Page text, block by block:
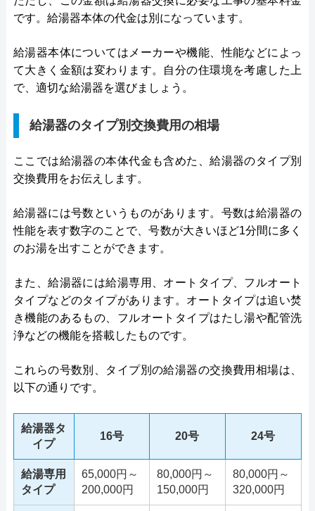
です。給湯器本体の代金は別になっています。
給湯器本体についてはメーカーや機能、性能などによっ
て大きく金額は変わります。自分の住環境を考慮した上
で、適切な給湯器を選びましょう。
給湯器のタイプ別交換費用の相場
ここでは給湯器の本体代金も含めた、給湯器のタイプ別
交換費用をお伝えします。
給湯器には号数というものがあります。号数は給湯器の
性能を表す数字のことで、号数が大きいほど1分間に多く
のお湯を出すことができます。
また、給湯器には給湯専用、オートタイプ、フルオート
タイプなどのタイプがあります。オートタイプは追い焚
き機能のあるもの、フルオートタイプはたし湯や配管洗
浄などの機能を搭載したものです。
これらの号数別、タイプ別の給湯器の交換費用相場は、
以下の通りです。
給湯器タ
イプ
16号 20号 24号
給湯専用
タイプ
65,000円～
200,000円
80,000円～
150,000円
80,000円～
320,000円